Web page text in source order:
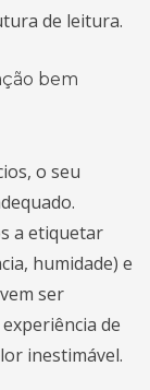
de leitura.
bem
o seu
a etiquetar
humidade) e
ser
de
inestimável.